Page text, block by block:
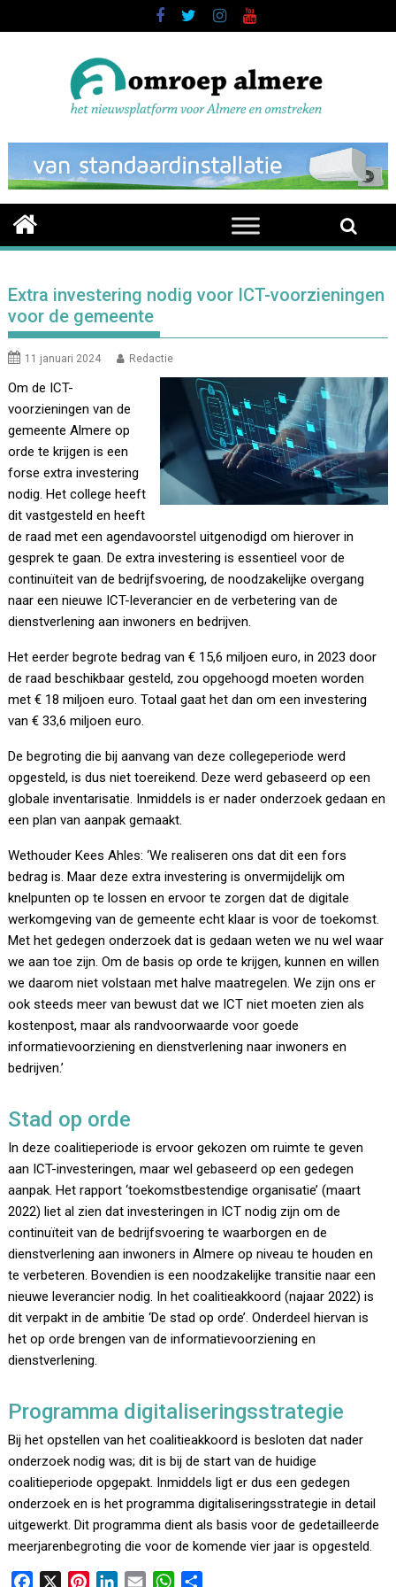
to
Extra investering nodig voor ICT-voorzieningen
voor de gemeente
11 januari 2024 Redactie
Om de ICT-
voorzieningen van de
gemeente Almere op
orde te krijgen is een
forse extra investering
nodig. Het college heeft
dit vastgesteld en heeft
de raad met een agendavoorstel uitgenodigd om hierover in
gesprek te gaan. De extra investering is essentieel voor de
continuïteit van de bedrijfsvoering, de noodzakelijke overgang
naar een nieuwe ICT-leverancier en de verbetering van de
dienstverlening aan inwoners en bedrijven.
Het eerder begrote bedrag van € 15,6 miljoen euro, in 2023 door
de raad beschikbaar gesteld, zou opgehoogd moeten worden
met € 18 miljoen euro. Totaal gaat het dan om een investering
van € 33,6 miljoen euro.
De begroting die bij aanvang van deze collegeperiode werd
opgesteld, is dus niet toereikend. Deze werd gebaseerd op een
globale inventarisatie. Inmiddels is er nader onderzoek gedaan en
een plan van aanpak gemaakt.
Wethouder Kees Ahles: ‘We realiseren ons dat dit een fors
bedrag is. Maar deze extra investering is onvermijdelijk om
knelpunten op te lossen en ervoor te zorgen dat de digitale
werkomgeving van de gemeente echt klaar is voor de toekomst.
Met het gedegen onderzoek dat is gedaan weten we nu wel waar
we aan toe zijn. Om de basis op orde te krijgen, kunnen en willen
we daarom niet volstaan met halve maatregelen. We zijn ons er
ook steeds meer van bewust dat we ICT niet moeten zien als
kostenpost, maar als randvoorwaarde voor goede
informatievoorziening en dienstverlening naar inwoners en
bedrijven.’
Stad op orde
In deze coalitieperiode is ervoor gekozen om ruimte te geven
aan ICT-investeringen, maar wel gebaseerd op een gedegen
aanpak. Het rapport ‘toekomstbestendige organisatie’ (maart
2022) liet al zien dat investeringen in ICT nodig zijn om de
continuïteit van de bedrijfsvoering te waarborgen en de
dienstverlening aan inwoners in Almere op niveau te houden en
te verbeteren. Bovendien is een noodzakelijke transitie naar een
nieuwe leverancier nodig. In het coalitieakkoord (najaar 2022) is
dit verpakt in de ambitie ‘De stad op orde’. Onderdeel hiervan is
het op orde brengen van de informatievoorziening en
dienstverlening.
Programma digitaliseringsstrategie
Bij het opstellen van het coalitieakkoord is besloten dat nader
onderzoek nodig was; dit is bij de start van de huidige
coalitieperiode opgepakt. Inmiddels ligt er dus een gedegen
onderzoek en is het programma digitaliseringsstrategie in detail
uitgewerkt. Dit programma dient als basis voor de gedetailleerde
meerjarenbegroting die voor de komende vier jaar is opgesteld.
W